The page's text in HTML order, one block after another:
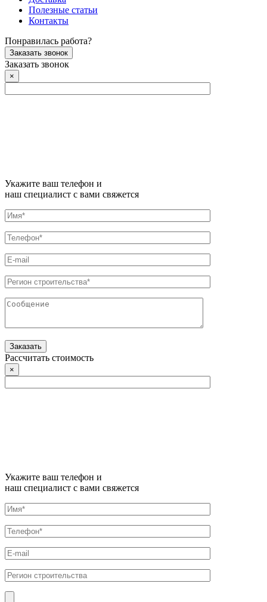
Полезные статьи
Контакты
Понравилась работа?
Заказать звонок
Заказать звонок
×
Укажите ваш телефон и
наш специалист с вами свяжется
Рассчитать стоимость
×
Укажите ваш телефон и
наш специалист с вами свяжется